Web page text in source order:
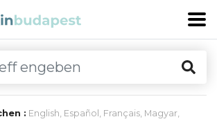
: English, Español , Français, Magyar,